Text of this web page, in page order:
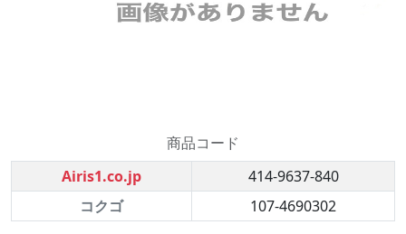
商品コード
Airis1.co.jp
414-9637-840
コクゴ
107-4690302